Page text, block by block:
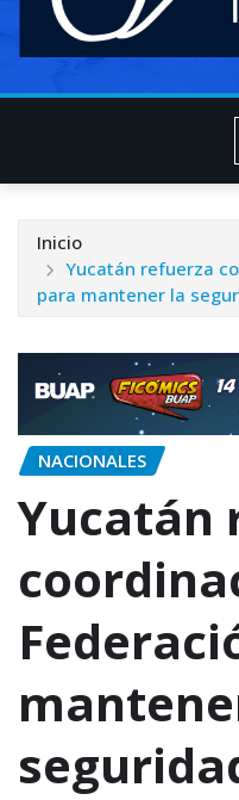
Inicio
Yucatán refuerza
para mantener la
NACIONALES
Yucatán